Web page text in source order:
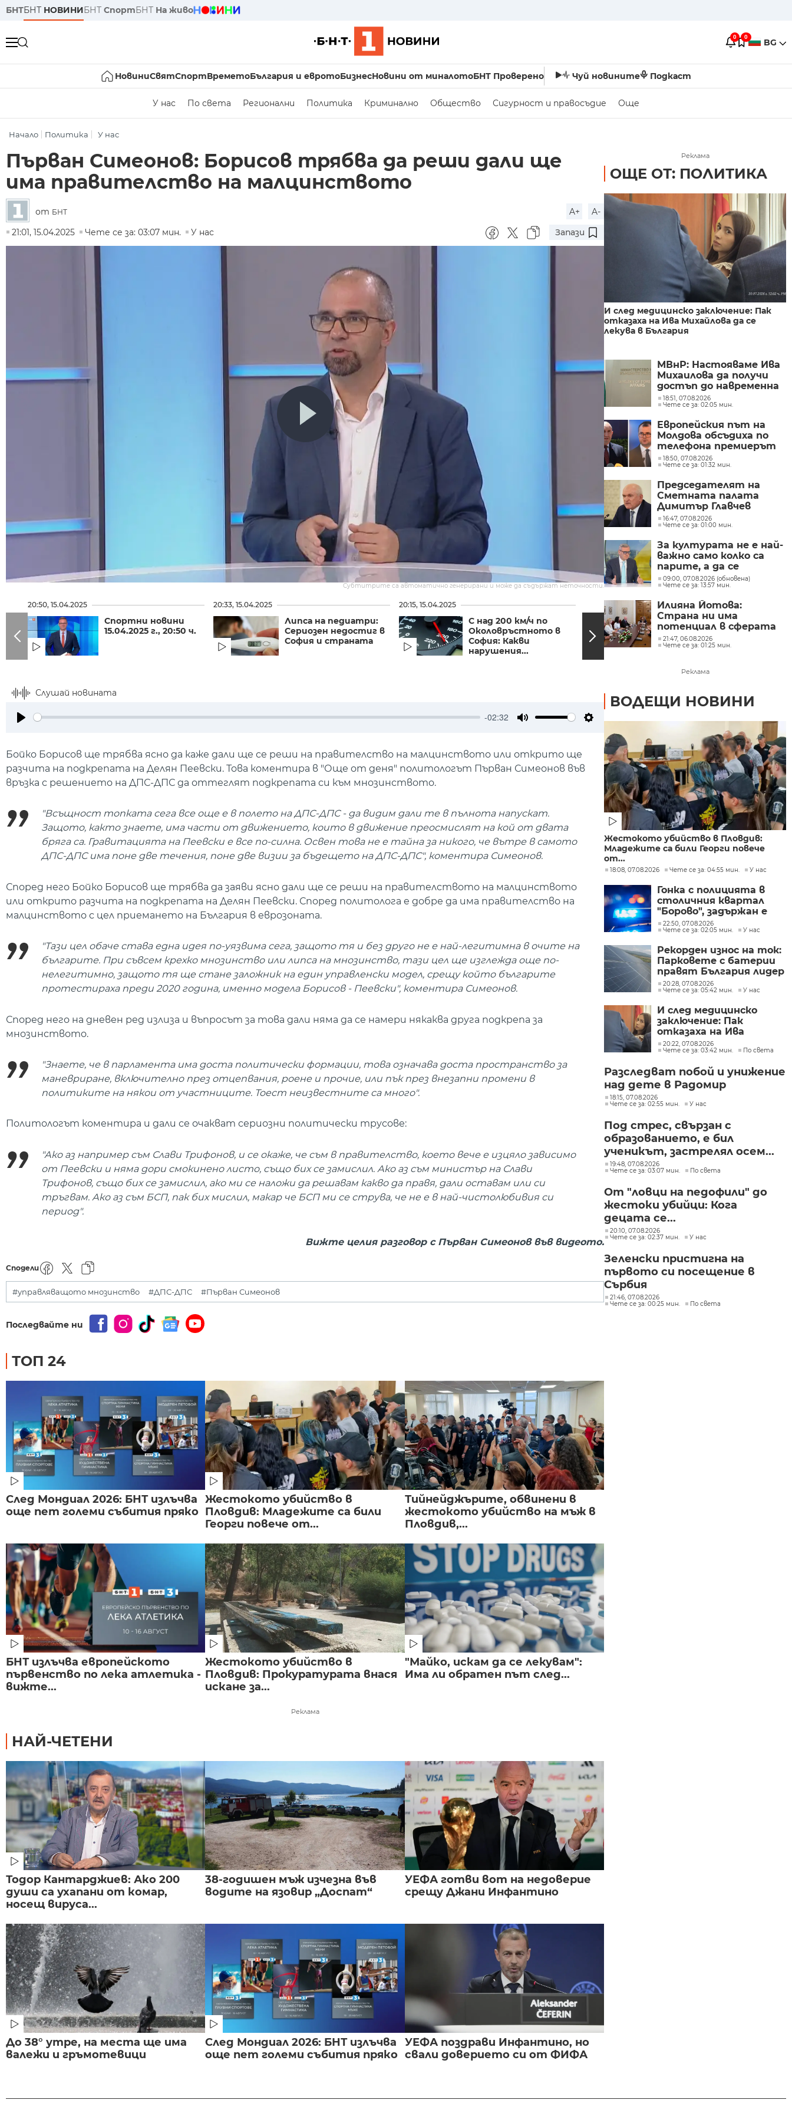
БНТБНТ НОВИНИБНТ СпортБНТ На живо
0 0 BG
НовиниСвятСпортВреметоБългария и евротоБизнесНовини от миналотоБНТ Проверено Чуй новините Подкаст
У нас По света Регионални Политика Криминално Общество Сигурност и правосъдие Още
Начало Политика У нас
Първан Симеонов: Борисов трябва да реши дали ще
има правителство на малцинството
от БНТ A+
A-
21:01, 15.04.2025
Чете се за: 03:07 мин. У нас Запази
Субтитрите са автоматично генерирани и може да съдържат неточности.
20:50, 15.04.2025
Спортни новини
15.04.2025 г., 20:50 ч.
20:33, 15.04.2025
Липса на педиатри:
Сериозен недостиг в
София и страната
20:15, 15.04.2025
С над 200 км/ч по
Околовръстното в
София: Какви
нарушения...
19:54, 15.04.2025
Тръгна делото за
бащинство срещу
Габриела Славова,
обвинена в...
Слушай новината
-02:32
Бойко Борисов ще трябва ясно да каже дали ще се реши на правителство на малцинството или открито ще
разчита на подкрепата на Делян Пеевски. Това коментира в "Още от деня" политологът Първан Симеонов във
връзка с решението на ДПС-ДПС да оттеглят подкрепата си към мнозинството.
"Всъщност топката сега все още е в полето на ДПС-ДПС - да видим дали те в пълнота напускат.
Защото, както знаете, има части от движението, които в движение преосмислят на кой от двата
бряга са. Гравитацията на Пеевски е все по-силна. Освен това не е тайна за никого, че вътре в самото
ДПС-ДПС има поне две течения, поне две визии за бъдещето на ДПС-ДПС", коментира Симеонов.
Според него Бойко Борисов ще трябва да заяви ясно дали ще се реши на правителството на малцинството
или открито разчита на подкрепата на Делян Пеевски. Според политолога е добре да има правителство на
малцинството с цел приемането на България в еврозоната.
"Тази цел обаче става една идея по-уязвима сега, защото тя и без друго не е най-легитимна в очите на
българите. При съвсем крехко мнозинство или липса на мнозинство, тази цел ще изглежда още по-
нелегитимно, защото тя ще стане заложник на един управленски модел, срещу който българите
протестираха преди 2020 година, именно модела Борисов - Пеевски", коментира Симеонов.
Според него на дневен ред излиза и въпросът за това дали няма да се намери някаква друга подкрепа за
мнозинството.
"Знаете, че в парламента има доста политически формации, това означава доста пространство за
маневриране, включително през отцепвания, роене и прочие, или пък през внезапни промени в
политиките на някои от участниците. Тоест неизвестните са много".
Политологът коментира и дали се очакват сериозни политически трусове:
"Ако аз например съм Слави Трифонов, и се окаже, че съм в правителство, което вече е изцяло зависимо
от Пеевски и няма дори смокинено листо, също бих се замислил. Ако аз съм министър на Слави
Трифонов, също бих се замислил, ако ми се наложи да решавам какво да правя, дали оставам или си
тръгвам. Ако аз съм БСП, пак бих мислил, макар че БСП ми се струва, че не е в най-чистолюбивия си
период".
Вижте целия разговор с Първан Симеонов във видеото.
Сподели
#управляващото мнозинство #ДПС-ДПС #Първан Симеонов
Последвайте ни
ТОП 24
След Мондиал 2026: БНТ излъчва
още пет големи събития пряко
Жестокото убийство в
Пловдив: Младежите са били
Георги повече от...
Тийнейджърите, обвинени в
жестокото убийство на мъж в
Пловдив,...
БНТ излъчва европейското
първенство по лека атлетика -
вижте...
Жестокото убийство в
Пловдив: Прокуратурата внася
искане за...
"Майко, искам да се лекувам":
Има ли обратен път след...
Реклама
НАЙ-ЧЕТЕНИ
Тодор Кантарджиев: Ако 200
души са ухапани от комар,
носещ вируса...
38-годишен мъж изчезна във
водите на язовир „Доспат“
УЕФА готви вот на недоверие
срещу Джани Инфантино
До 38° утре, на места ще има
валежи и гръмотевици
След Мондиал 2026: БНТ излъчва
още пет големи събития пряко
УЕФА поздрави Инфантино, но
свали доверието си от ФИФА
Реклама
ОЩЕ ОТ: ПОЛИТИКА
И след медицинско заключение: Пак
отказаха на Ива Михайлова да се
лекува в България
МВнР: Настояваме Ива
Михаилова да получи
достъп до навременна
и адекватна
медицинска грижа
18:51, 07.08.2026
Чете се за: 02:05 мин.
Европейския път на
Молдова обсъдиха по
телефона премиерът
Радев и молдовският
му колега Тофан
18:50, 07.08.2026
Чете се за: 01:32 мин.
Председателят на
Сметната палата
Димитър Главчев
проверява служебния
премиер Димитър
16:47, 07.08.2026
Чете се за: 01:00 мин.
За културата не е най-
важно само колко са
парите, а да се
изплащат навреме,
заяви министър Евтим
Милошев
09:00, 07.08.2026 (обновена)
Чете се за: 13:57 мин.
Илияна Йотова:
Страна ни има
потенциал в сферата
на изкуствения
интелект и бизнесът
перспективи
21:47, 06.08.2026
Чете се за: 01:25 мин.
Реклама
ВОДЕЩИ НОВИНИ
Жестокото убийство в Пловдив:
Младежите са били Георги повече
от...
18:08, 07.08.2026 Чете се за: 04:55 мин. У нас
Гонка с полицията в
столичния квартал
"Борово", задържан е
мъж, у когото са
намерени 460 000 евро
22:50, 07.08.2026
Чете се за: 02:05 мин.
У нас
Рекорден износ на ток:
Парковете с батерии
правят България лидер
на пазара
20:28, 07.08.2026
Чете се за: 05:42 мин.
У нас
И след медицинско
заключение: Пак
отказаха на Ива
Михайлова да се лекува
в България
20:22, 07.08.2026
Чете се за: 03:42 мин.
По света
Разследват побой и унижение
над дете в Радомир
18:15, 07.08.2026
Чете се за: 02:55 мин.
У нас
Под стрес, свързан с
образованието, е бил
ученикът, застрелял осем...
19:48, 07.08.2026
Чете се за: 03:07 мин.
По света
От "ловци на педофили" до
жестоки убийци: Кога
децата се...
20:10, 07.08.2026
Чете се за: 02:37 мин.
У нас
Зеленски пристигна на
първото си посещение в
Сърбия
21:46, 07.08.2026
Чете се за: 00:25 мин.
По света